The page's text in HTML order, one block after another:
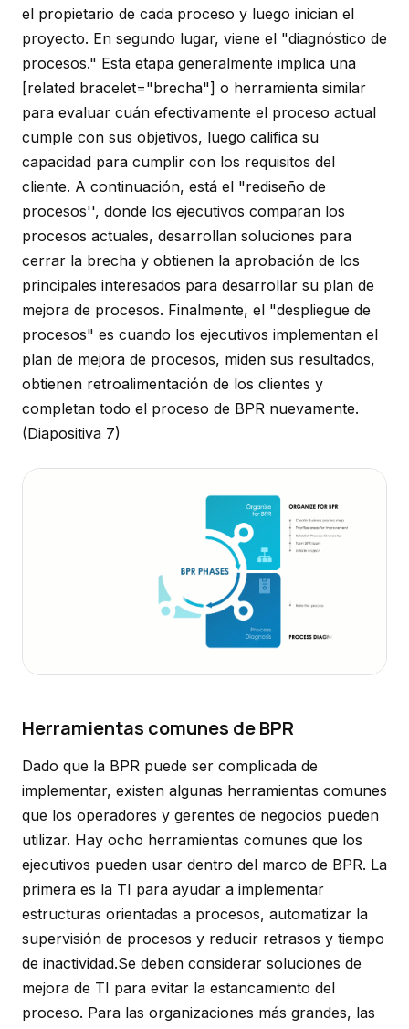
el propietario de cada proceso y luego inician el
proyecto. En segundo lugar, viene el "diagnóstico de
procesos." Esta etapa generalmente implica una
[related bracelet="brecha"] o herramienta similar
para evaluar cuán efectivamente el proceso actual
cumple con sus objetivos, luego califica su
capacidad para cumplir con los requisitos del
cliente. A continuación, está el "rediseño de
procesos'', donde los ejecutivos comparan los
procesos actuales, desarrollan soluciones para
cerrar la brecha y obtienen la aprobación de los
principales interesados para desarrollar su plan de
mejora de procesos. Finalmente, el "despliegue de
procesos" es cuando los ejecutivos implementan el
plan de mejora de procesos, miden sus resultados,
obtienen retroalimentación de los clientes y
completan todo el proceso de BPR nuevamente.
(Diapositiva 7)
Herramientas comunes de BPR
Dado que la BPR puede ser complicada de
implementar, existen algunas herramientas comunes
que los operadores y gerentes de negocios pueden
utilizar. Hay ocho herramientas comunes que los
ejecutivos pueden usar dentro del marco de BPR. La
primera es la TI para ayudar a implementar
estructuras orientadas a procesos, automatizar la
supervisión de procesos y reducir retrasos y tiempo
de inactividad.Se deben considerar soluciones de
mejora de TI para evitar la estancamiento del
proceso. Para las organizaciones más grandes, las